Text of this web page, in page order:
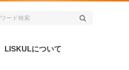
LISKULについて